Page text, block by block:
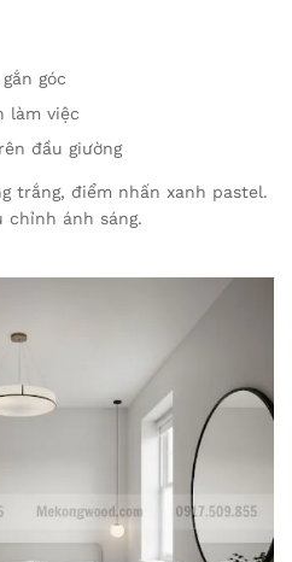
góc
làm việc
đầu giường
trắng, điểm nhấn xanh pastel.
chỉnh ánh sáng.